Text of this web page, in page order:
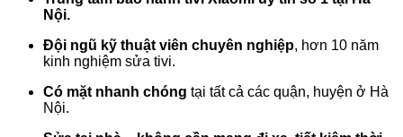
Nội.
Đội ngũ kỹ thuật viên chuyên nghiệp, hơn 10 năm
kinh nghiệm sửa tivi.
Có mặt nhanh chóng tại tất cả các quận, huyện ở Hà
Nội.